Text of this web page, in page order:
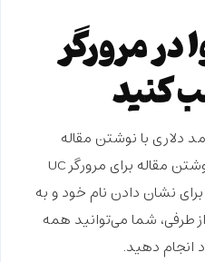
در مرورگر
دلاری با نوشتن مقاله
هستید، چرا شانس خود را در نوشتن مقاله برای مرورگر UC
نشان دادن نام خود و به
طرفی، شما می‌توانید همه
انجام دهید.